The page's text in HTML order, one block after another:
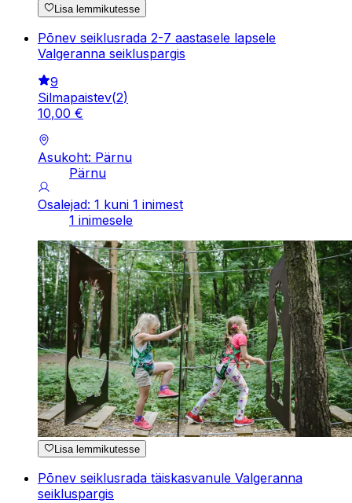
Lisa lemmikutesse
Põnev seiklusrada 2-7 aastasele lapsele
Valgeranna seikluspargis
9
Silmapaistev(2)
10,00 €
Asukoht: Pärnu
Pärnu
Osalejad: 1 kuni 1 inimest
1 inimesele
Lisa lemmikutesse
Põnev seiklusrada täiskasvanule Valgeranna
seikluspargis